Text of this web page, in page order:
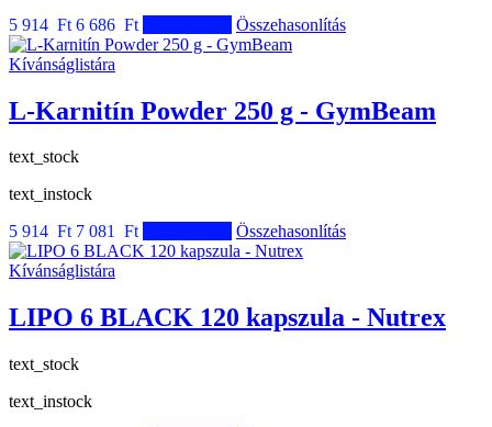
5 914 Ft 6 686 Ft Összehasonlítás
Kívánságlistára
L-Karnitín Powder 250 g - GymBeam
text_stock
text_instock
5 914 Ft 7 081 Ft Összehasonlítás
Kívánságlistára
LIPO 6 BLACK 120 kapszula - Nutrex
text_stock
text_instock